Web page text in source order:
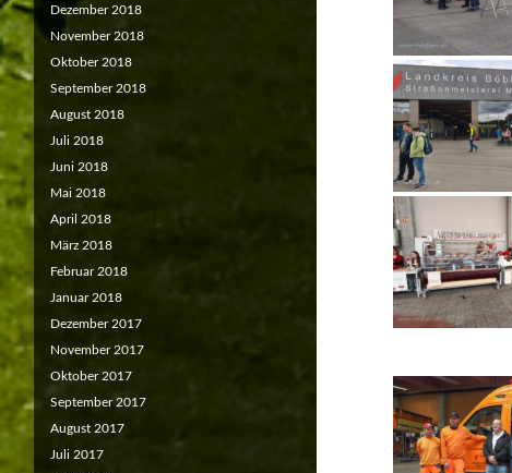
Dezember 2018
November 2018
Oktober 2018
September 2018
August 2018
Juli 2018
Juni 2018
Mai 2018
April 2018
März 2018
Februar 2018
Januar 2018
Dezember 2017
November 2017
Oktober 2017
September 2017
August 2017
Juli 2017